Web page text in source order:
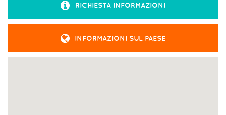
RICHIESTA INFORMAZIONI
INFORMAZIONI SUL PAESE